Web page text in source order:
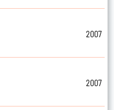
2007
2007